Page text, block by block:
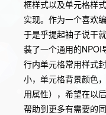
框样式以及单元格样
实现。作为一个喜欢
于是乎提起袖子说干
装了一个通用的NPOI
行内单元格常用样式
小，单元格背景颜色
用属性），希望在以
帮助到更多有需要的同